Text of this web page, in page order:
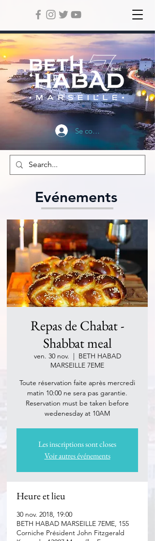
Se connecter
Evénements
Repas de Chabat -
Shabbat meal
ven. 30 nov.
  |
BETH HABAD
MARSEILLE 7EME
Toute réservation faite après mercredi
matin 10:00 ne sera pas garantie.
Reservation must be taken before
wedenesday at 10AM
Les inscriptions sont closes
Voir autres événements
Heure et lieu
30 nov. 2018, 19:00
BETH HABAD MARSEILLE 7EME, 155
Corniche Président John Fitzgerald